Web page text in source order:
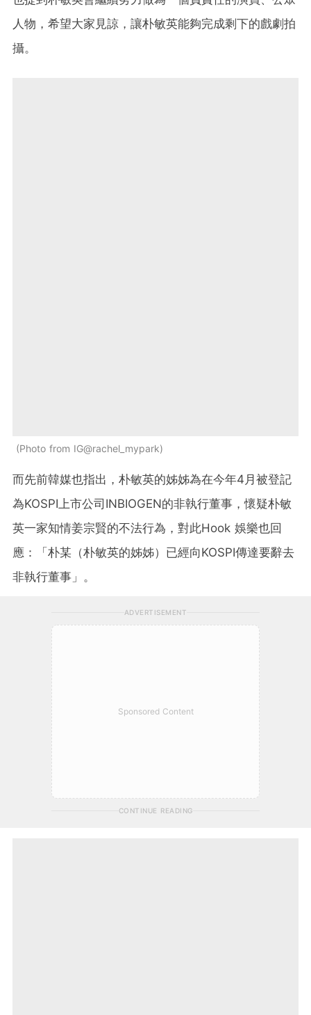
人物，希望大家見諒，讓朴敏英能夠完成剩下的戲劇拍
攝。
Photo from IG@rachel_mypark
而先前韓媒也指出，朴敏英的姊姊為在今年4月被登記
為KOSPI上市公司INBIOGEN的非執行董事，懷疑朴敏
英一家知情姜宗賢的不法行為，對此Hook 娛樂也回
應：「朴某（朴敏英的姊姊）已經向KOSPI傳達要辭去
非執行董事」。
ADVERTISEMENT
Sponsored Content
CONTINUE READING